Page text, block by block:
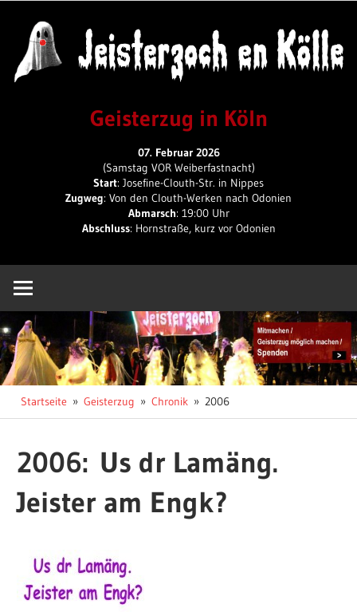
content
Geisterzug
in
Köln
Geisterzug in Köln
07. Februar 2026
(Samstag VOR Weiberfastnacht)
Start: Josefine-Clouth-Str. in Nippes
Zugweg: Von den Clouth-Werken nach Odonien
Abmarsch: 19:00 Uhr
Abschluss: Hornstraße, kurz vor Odonien
Startseite Geisterzug Chronik 2006
2006: Us dr Lamäng.
Jeister am Engk?